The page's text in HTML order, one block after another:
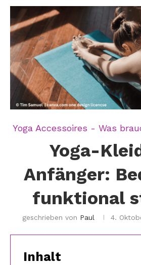
Yoga Accessoires - Was
Yoga-
Anfänger:
funktional
geschrieben von Paul 4.
Inhalt